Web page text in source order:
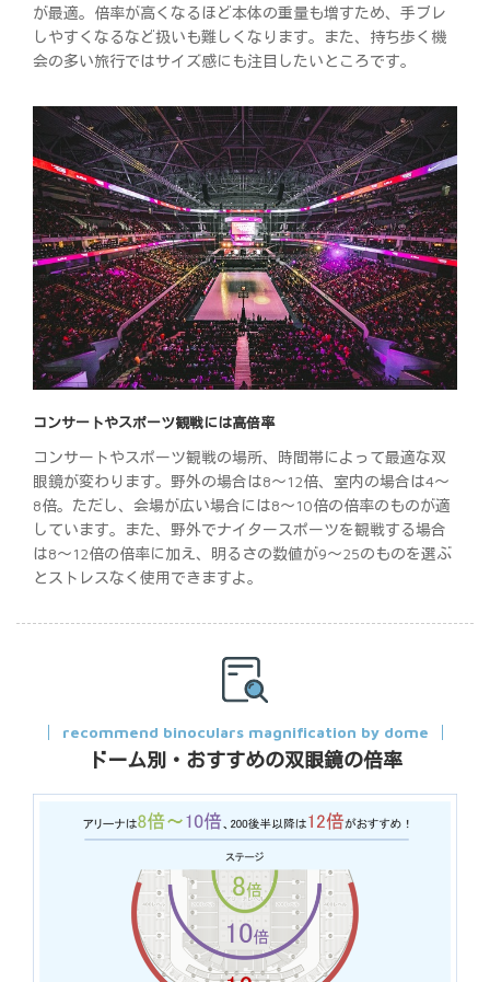
が最適。倍率が高くなるほど本体の重量も増すため、手ブレ
しやすくなるなど扱いも難しくなります。また、持ち歩く機
会の多い旅行ではサイズ感にも注目したいところです。
コンサートやスポーツ観戦には高倍率
コンサートやスポーツ観戦の場所、時間帯によって最適な双
眼鏡が変わります。野外の場合は8～12倍、室内の場合は4～
8倍。ただし、会場が広い場合には8～10倍の倍率のものが適
しています。また、野外でナイタースポーツを観戦する場合
は8～12倍の倍率に加え、明るさの数値が9～25のものを選ぶ
とストレスなく使用できますよ。
recommend binoculars magnification by dome
ドーム別・おすすめの双眼鏡の倍率